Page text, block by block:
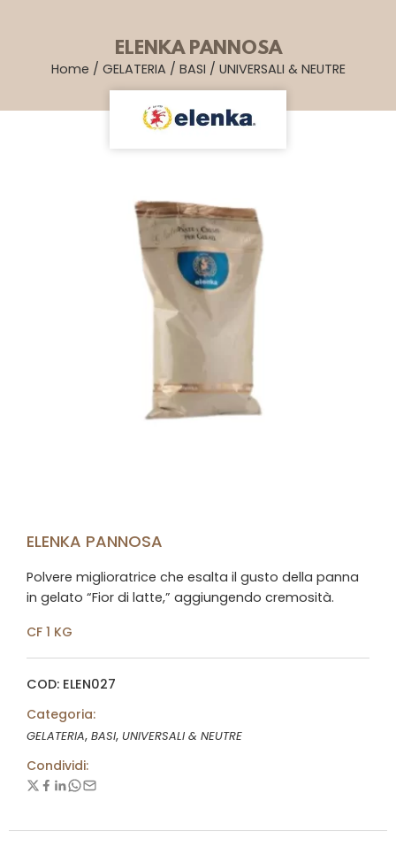
ELENKA PANNOSA
Home / GELATERIA / BASI / UNIVERSALI & NEUTRE
ELENKA PANNOSA
Polvere miglioratrice che esalta il gusto della panna
in gelato “Fior di latte,” aggiungendo cremosità.
CF 1 KG
COD: ELEN027
Categoria:
GELATERIA, BASI, UNIVERSALI & NEUTRE
Condividi: